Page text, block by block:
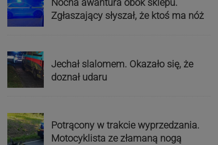
Nocna awantura obok sklepu.
Zgłaszający słyszał, że ktoś ma nóż
Jechał slalomem. Okazało się, że
doznał udaru
Potrącony w trakcie wyprzedzania.
Motocyklista ze złamaną nogą